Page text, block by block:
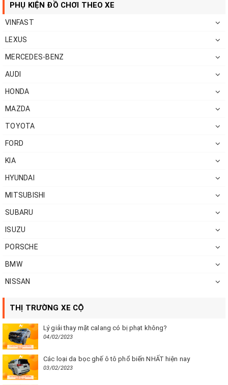
PHỤ KIỆN ĐỒ CHƠI THEO XE
VINFAST
LEXUS
MERCEDES-BENZ
AUDI
HONDA
MAZDA
TOYOTA
FORD
KIA
HYUNDAI
MITSUBISHI
SUBARU
ISUZU
PORSCHE
BMW
NISSAN
THỊ TRƯỜNG XE CỘ
Lý giải thay mặt calang có bị phạt không?
04/02/2023
Các loại da bọc ghế ô tô phổ biến NHẤT hiện nay
03/02/2023